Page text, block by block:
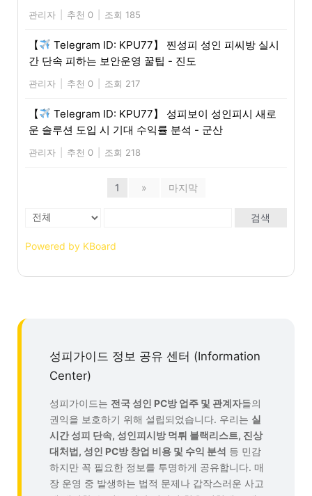
관리자 추천 0 조회 185
【
Telegram ID: KPU77】 찐성피 성인 피씨방 실시
간 단속 피하는 보안운영 꿀팁 - 진도
관리자 추천 0 조회 217
【
Telegram ID: KPU77】 성피보이 성인피시 새로
운 솔루션 도입 시 기대 수익률 분석 - 군산
관리자 추천 0 조회 218
1 » 마지막
검색
Powered by KBoard
성피가이드 정보 공유 센터 (Information
Center)
성피가이드는 전국 성인 PC방 업주 및 관계자들의
권익을 보호하기 위해 설립되었습니다. 우리는 실
시간 성피 단속, 성인피시방 먹튀 블랙리스트, 진상
대처법, 성인 PC방 창업 비용 및 수익 분석 등 민감
하지만 꼭 필요한 정보를 투명하게 공유합니다. 매
장 운영 중 발생하는 법적 문제나 갑작스러운 사고